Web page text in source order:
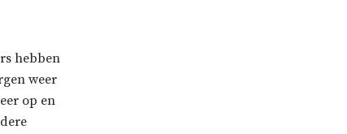
hebben
weer
op en